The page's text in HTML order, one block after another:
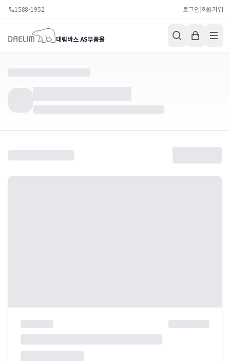
1588-1952 로그인|회원가입
대림바스 AS부품몰